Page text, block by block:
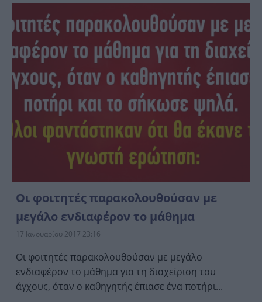
Οι φοιτητές παρακολουθούσαν με
μεγάλο ενδιαφέρον το μάθημα
17 Ιανουαρίου 2017 23:16
Οι φοιτητές παρακολουθούσαν με μεγάλο
ενδιαφέρον το μάθημα για τη διαχείριση του
άγχους, όταν ο καθηγητής έπιασε ένα ποτήρι...